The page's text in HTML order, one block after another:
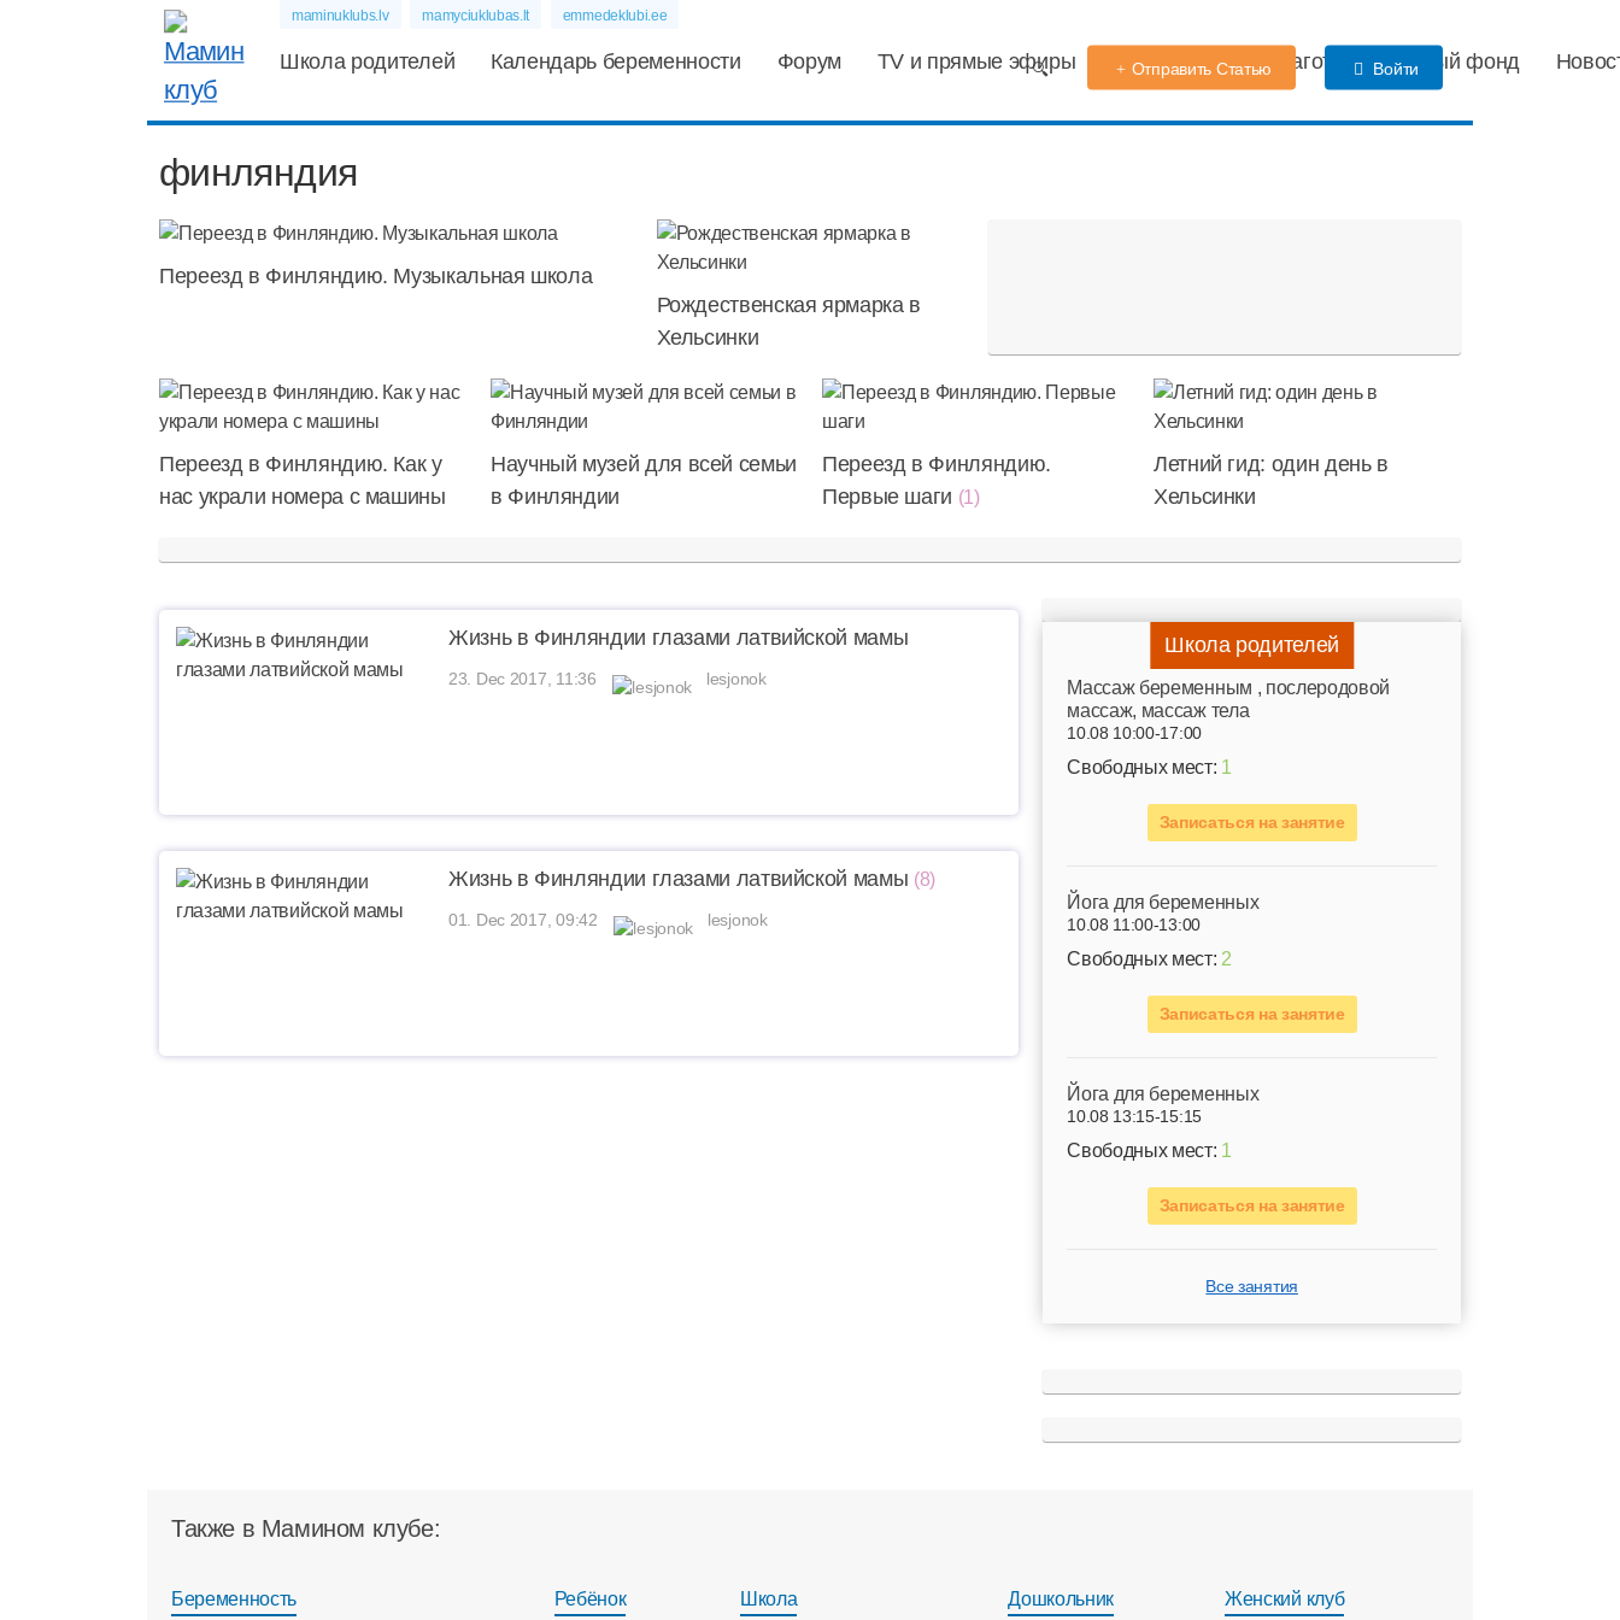
maminuklubs.lv mamyciuklubas.lt emmedeklubi.ee
Школа родителей Календарь беременности Форум TV и прямые эфиры Детский сад Благотворительный фонд
Отправить Статью Войти
финляндия
Переезд в Финляндию. Музыкальная школа
Рождественская ярмарка в
Хельсинки
Переезд в Финляндию. Как у
нас украли номера с машины
Научный музей для всей семьи
в Финляндии
Переезд в Финляндию.
Первые шаги (1)
Летний гид: один день в
Хельсинки
Жизнь в Финляндии глазами латвийской мамы
23. Dec 2017, 11:36 lesjonok
Жизнь в Финляндии глазами латвийской мамы (8)
01. Dec 2017, 09:42 lesjonok
Школа родителей
Mассаж беременным , послеродовой
массаж, массаж тела
10.08 10:00-17:00
Свободных мест: 1
Записаться на занятие
Йога для беременных
10.08 11:00-13:00
Свободных мест: 2
Записаться на занятие
Йога для беременных
10.08 13:15-15:15
Свободных мест: 1
Записаться на занятие
Все занятия
Также в Мамином клубе:
Беременность Ребёнок Школа Дошкольник Женский клуб